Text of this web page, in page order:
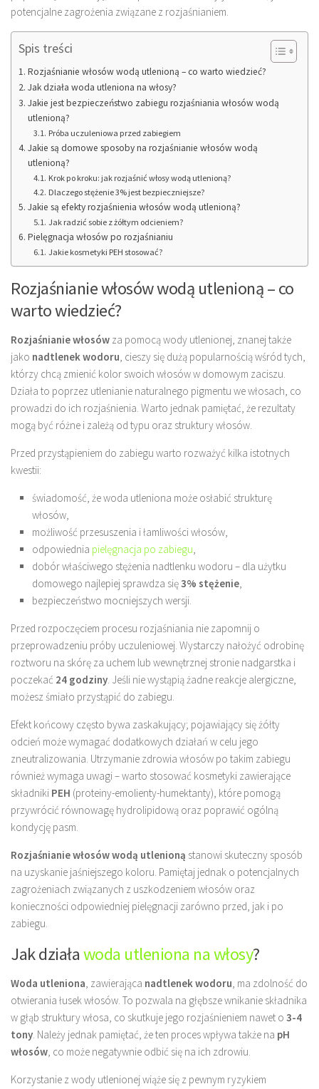
potencjalne zagrożenia związane z rozjaśnianiem.
Spis treści
Rozjaśnianie włosów wodą utlenioną – co warto wiedzieć?
Jak działa woda utleniona na włosy?
Jakie jest bezpieczeństwo zabiegu rozjaśniania włosów wodą
utlenioną?
Próba uczuleniowa przed zabiegiem
Jakie są domowe sposoby na rozjaśnianie włosów wodą
utlenioną?
Krok po kroku: jak rozjaśnić włosy wodą utlenioną?
Dlaczego stężenie 3% jest bezpieczniejsze?
Jakie są efekty rozjaśnienia włosów wodą utlenioną?
Jak radzić sobie z żółtym odcieniem?
Pielęgnacja włosów po rozjaśnianiu
Jakie kosmetyki PEH stosować?
Rozjaśnianie włosów wodą utlenioną – co
warto wiedzieć?
Rozjaśnianie włosów za pomocą wody utlenionej, znanej także
jako nadtlenek wodoru, cieszy się dużą popularnością wśród tych,
którzy chcą zmienić kolor swoich włosów w domowym zaciszu.
Działa to poprzez utlenianie naturalnego pigmentu we włosach, co
prowadzi do ich rozjaśnienia. Warto jednak pamiętać, że rezultaty
mogą być różne i zależą od typu oraz struktury włosów.
Przed przystąpieniem do zabiegu warto rozważyć kilka istotnych
kwestii:
świadomość, że woda utleniona może osłabić strukturę
włosów,
możliwość przesuszenia i łamliwości włosów,
odpowiednia pielęgnacja po zabiegu,
dobór właściwego stężenia nadtlenku wodoru – dla użytku
domowego najlepiej sprawdza się3% stężenie,
bezpieczeństwo mocniejszych wersji.
Przed rozpoczęciem procesu rozjaśniania nie zapomnij o
przeprowadzeniu próby uczuleniowej. Wystarczy nałożyć odrobinę
roztworu na skórę za uchem lub wewnętrznej stronie nadgarstka i
poczekać 24 godziny. Jeśli nie wystąpią żadne reakcje alergiczne,
możesz śmiało przystąpić do zabiegu.
Efekt końcowy często bywa zaskakujący; pojawiający się żółty
odcień może wymagać dodatkowych działań w celu jego
zneutralizowania. Utrzymanie zdrowia włosów po takim zabiegu
również wymaga uwagi – warto stosować kosmetyki zawierające
składniki PEH (proteiny-emolienty-humektanty), które pomogą
przywrócić równowagę hydrolipidową oraz poprawić ogólną
kondycję pasm.
Rozjaśnianie włosów wodą utlenioną stanowi skuteczny sposób
na uzyskanie jaśniejszego koloru. Pamiętaj jednak o potencjalnych
zagrożeniach związanych z uszkodzeniem włosów oraz
konieczności odpowiedniej pielęgnacji zarówno przed, jak i po
zabiegu.
Jak działawoda utleniona na włosy?
Woda utleniona, zawierająca nadtlenek wodoru, ma zdolność do
otwierania łusek włosów. To pozwala na głębsze wnikanie składnika
w głąb struktury włosa, co skutkuje jego rozjaśnieniem nawet o 3-4
tony. Należy jednak pamiętać, że ten proces wpływa także na pH
włosów, co może negatywnie odbić się na ich zdrowiu.
Korzystanie z wody utlenionej wiąże się z pewnym ryzykiem